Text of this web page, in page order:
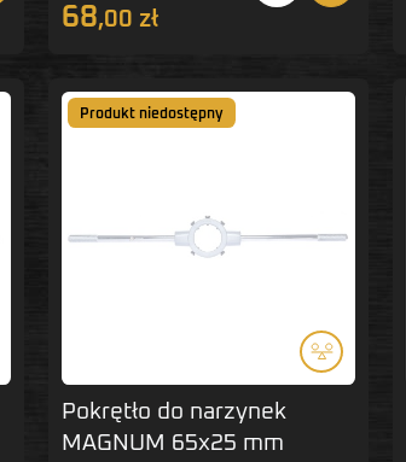
68,00 zł
Produkt niedostępny
Pokrętło do narzynek
MAGNUM 65x25 mm